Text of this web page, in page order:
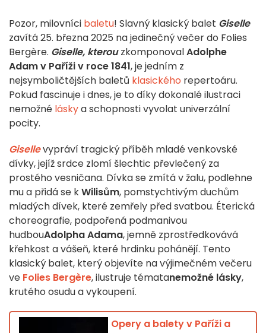
Pozor, milovníci baletu! Slavný klasický balet Giselle
zavítá 25. března 2025 na jedinečný večer do Folies
Bergère. Giselle, kterouzkomponovalAdolphe
Adamv Paříži v roce 1841, je jedním z
nejsymboličtějších baletů klasického repertoáru.
Pokud fascinuje i dnes, je to díky dokonalé ilustraci
nemožné láskya schopnosti vyvolat univerzální
pocity.
Gisellevypráví tragický příběh mladé venkovské
dívky, jejíž srdce zlomí šlechtic převlečený za
prostého vesničana. Dívka se zmítá v žalu, podlehne
mu a přidá se kWilisům, pomstychtivým duchům
mladých dívek, které zemřely před svatbou. Éterická
choreografie, podpořená podmanivou
hudbouAdolpha Adama, jemně zprostředkovává
křehkost a vášeň, které hrdinku pohánějí. Tento
klasický balet, který objevíte na výjimečném večeru
ve Folies Bergère, ilustruje tématanemožné lásky,
krutého osudu a vykoupení.
Opery a balety v Paříži a